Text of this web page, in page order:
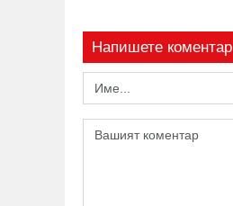
Напишете коментар